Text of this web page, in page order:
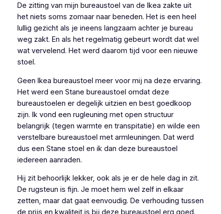
De zitting van mijn bureaustoel van de Ikea zakte uit
het niets soms zomaar naar beneden. Het is een heel
lullig gezicht als je ineens langzaam achter je bureau
weg zakt. En als het regelmatig gebeurt wordt dat wel
wat vervelend. Het werd daarom tijd voor een nieuwe
stoel.
Geen Ikea bureaustoel meer voor mij na deze ervaring.
Het werd een Stane bureaustoel omdat deze
bureaustoelen er degelijk uitzien en best goedkoop
zijn. Ik vond een rugleuning met open structuur
belangrijk (tegen warmte en transpitatie) en wilde een
verstelbare bureaustoel met armleuningen. Dat werd
dus een Stane stoel en ik dan deze bureaustoel
iedereen aanraden.
Hij zit behoorlijk lekker, ook als je er de hele dag in zit.
De rugsteun is fijn. Je moet hem wel zelf in elkaar
zetten, maar dat gaat eenvoudig. De verhouding tussen
de prijs en kwaliteit is bij deze bureaustoel erg goed.